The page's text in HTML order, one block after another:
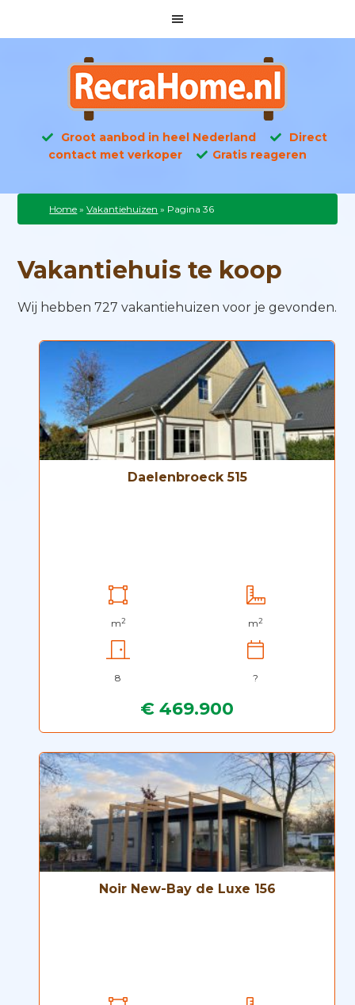
Groot aanbod in heel Nederland
Direct
contact met verkoper
Gratis reageren
Home »Vakantiehuizen » Pagina 36
Vakantiehuis te koop
Wij hebben 727 vakantiehuizen voor je gevonden.
Daelenbroeck 515
m2 m2
8 ?
€ 469.900
Noir New-Bay de Luxe 156